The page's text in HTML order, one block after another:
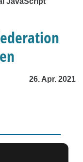
26. Apr. 2021